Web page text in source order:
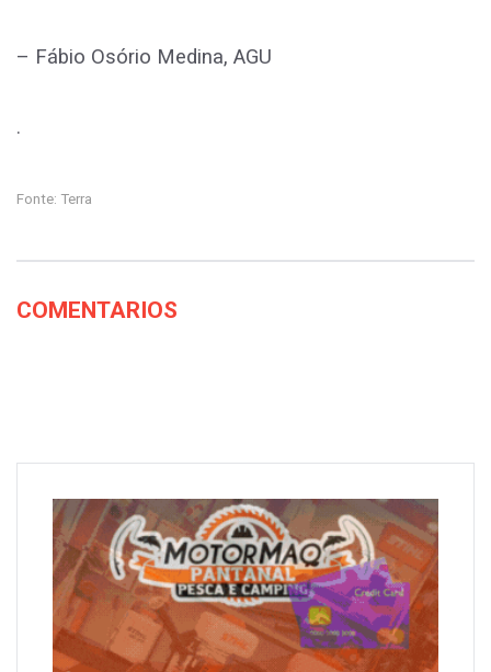
– Fábio Osório Medina, AGU
.
Fonte: Terra
COMENTARIOS